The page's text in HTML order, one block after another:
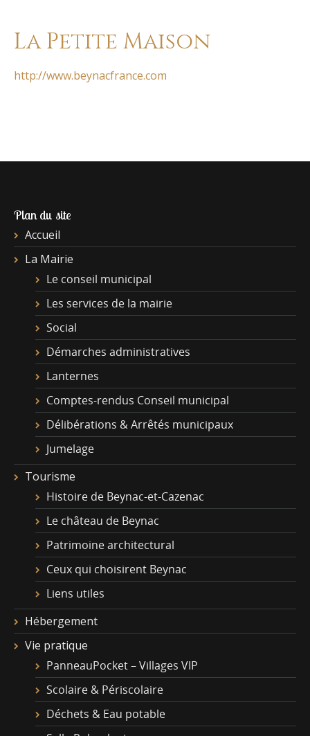
La Petite Maison
http://www.beynacfrance.com
Plan du site
Accueil
La Mairie
Le conseil municipal
Les services de la mairie
Social
Démarches administratives
Lanternes
Comptes-rendus Conseil municipal
Délibérations & Arrêtés municipaux
Jumelage
Tourisme
Histoire de Beynac-et-Cazenac
Le château de Beynac
Patrimoine architectural
Ceux qui choisirent Beynac
Liens utiles
Hébergement
Vie pratique
PanneauPocket – Villages VIP
Scolaire & Périscolaire
Déchets & Eau potable